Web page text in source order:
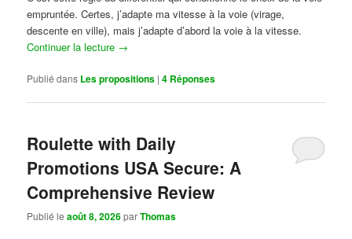
empruntée. Certes, j’adapte ma vitesse à la voie (virage,
descente en ville), mais j’adapte d’abord la voie à la vitesse.
Continuer la lecture →
Publié dans Les propositions |4 Réponses
Roulette with Daily
Promotions USA Secure: A
Comprehensive Review
Publié leaoût 8, 2026parThomas